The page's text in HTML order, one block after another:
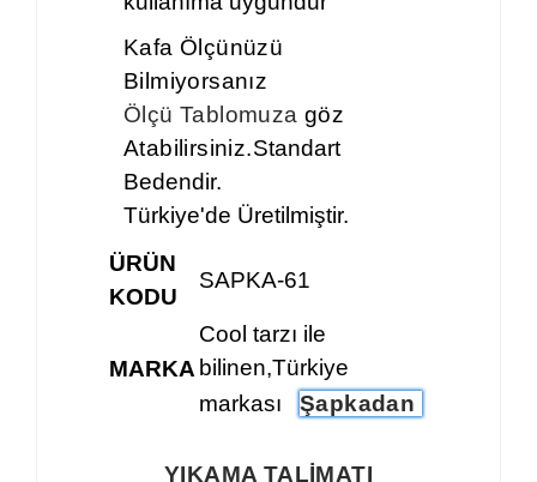
Kafa Ölçünüzü
Bilmiyorsanız
Ölçü Tablomuza göz
Atabilirsiniz.Standart
Bedendir.
Türkiye'de Üretilmiştir.
ÜRÜN
KODU
SAPKA-61
MARKA
Cool tarzı ile
bilinen,Türkiye
markası
Şapkadan
YIKAMA TALİMATI